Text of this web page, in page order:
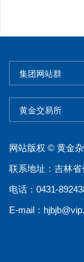
网站版权 © 黄金
联系地址：吉林
电话：0431-
E-mail：